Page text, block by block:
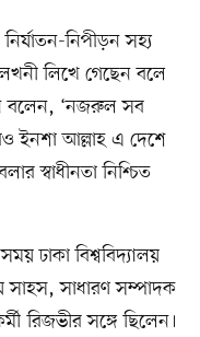
নিপীড়ন সহ্য
লিখে গেছেন বলে
বলেন, ‘নজরুল সব
ইনশা আল্লাহ এ দেশে
স্বাধীনতা নিশ্চিত
ঢাকা বিশ্ববিদ্যালয়
সাহস, সাধারণ সম্পাদক
রিজভীর সঙ্গে ছিলেন।